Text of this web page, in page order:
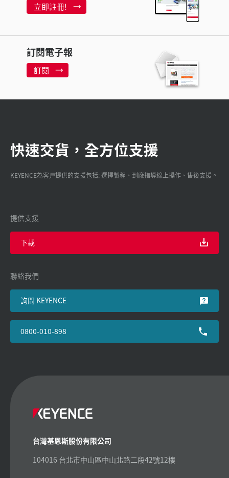
立即註冊!
訂閱電子報
訂閱
快速交貨，全方位支援
KEYENCE為客戸提供的支援包括: 選擇製程、到廠指導線上操作、售後支援。
提供支援
下載
聯絡我們
詢問 KEYENCE
0800-010-898
台灣基恩斯股份有限公司
104016 台北市中山區中山北路二段42號12樓